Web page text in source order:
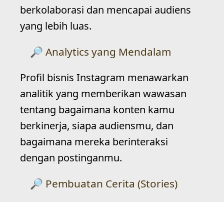
berkolaborasi dan mencapai audiens
yang lebih luas.
Analytics yang Mendalam
Profil bisnis Instagram menawarkan
analitik yang memberikan wawasan
tentang bagaimana konten kamu
berkinerja, siapa audiensmu, dan
bagaimana mereka berinteraksi
dengan postinganmu.
Pembuatan Cerita (Stories)